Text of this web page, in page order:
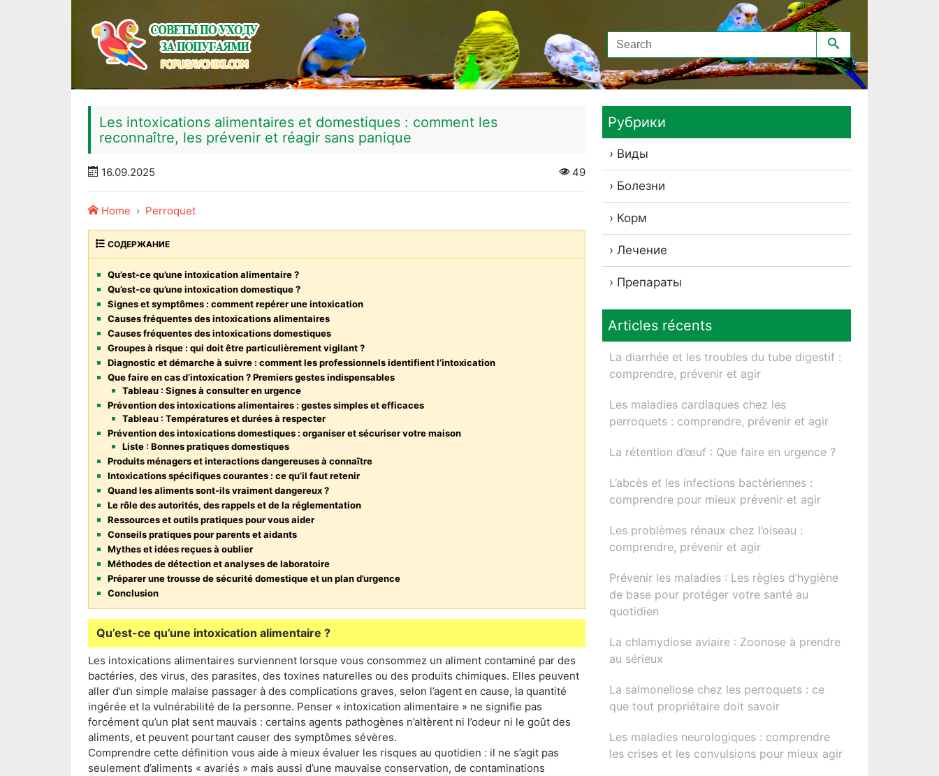
Les intoxications alimentaires et domestiques : comment les
reconnaître, les prévenir et réagir sans panique
16.09.2025 49
Home Perroquet
СОДЕРЖАНИЕ
Qu’est-ce qu’une intoxication alimentaire ?
Qu’est-ce qu’une intoxication domestique ?
Signes et symptômes : comment repérer une intoxication
Causes fréquentes des intoxications alimentaires
Causes fréquentes des intoxications domestiques
Groupes à risque : qui doit être particulièrement vigilant ?
Diagnostic et démarche à suivre : comment les professionnels identifient l’intoxication
Que faire en cas d’intoxication ? Premiers gestes indispensables
Tableau : Signes à consulter en urgence
Prévention des intoxications alimentaires : gestes simples et efficaces
Tableau : Températures et durées à respecter
Prévention des intoxications domestiques : organiser et sécuriser votre maison
Liste : Bonnes pratiques domestiques
Produits ménagers et interactions dangereuses à connaître
Intoxications spécifiques courantes : ce qu’il faut retenir
Quand les aliments sont-ils vraiment dangereux ?
Le rôle des autorités, des rappels et de la réglementation
Ressources et outils pratiques pour vous aider
Conseils pratiques pour parents et aidants
Mythes et idées reçues à oublier
Méthodes de détection et analyses de laboratoire
Préparer une trousse de sécurité domestique et un plan d’urgence
Conclusion
Qu’est-ce qu’une intoxication alimentaire ?
Les intoxications alimentaires surviennent lorsque vous consommez un aliment contaminé par des
bactéries, des virus, des parasites, des toxines naturelles ou des produits chimiques. Elles peuvent
aller d’un simple malaise passager à des complications graves, selon l’agent en cause, la quantité
ingérée et la vulnérabilité de la personne. Penser « intoxication alimentaire » ne signifie pas
forcément qu’un plat sent mauvais : certains agents pathogènes n’altèrent ni l’odeur ni le goût des
aliments, et peuvent pourtant causer des symptômes sévères.
Comprendre cette définition vous aide à mieux évaluer les risques au quotidien : il ne s’agit pas
seulement d’aliments « avariés » mais aussi d’une mauvaise conservation, de contaminations
Рубрики
Виды
Болезни
Корм
Лечение
Препараты
Articles récents
La diarrhée et les troubles du tube digestif :
comprendre, prévenir et agir
Les maladies cardiaques chez les
perroquets : comprendre, prévenir et agir
La rétention d’œuf : Que faire en urgence ?
L’abcès et les infections bactériennes :
comprendre pour mieux prévenir et agir
Les problèmes rénaux chez l’oiseau :
comprendre, prévenir et agir
Prévenir les maladies : Les règles d’hygiène
de base pour protéger votre santé au
quotidien
La chlamydiose aviaire : Zoonose à prendre
au sérieux
La salmonellose chez les perroquets : ce
que tout propriétaire doit savoir
Les maladies neurologiques : comprendre
les crises et les convulsions pour mieux agir